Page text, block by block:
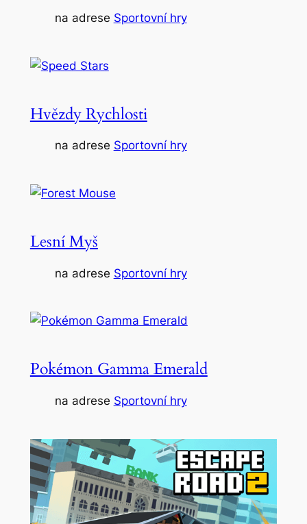
na adrese Sportovní hry
Hvězdy Rychlosti
na adrese Sportovní hry
Lesní Myš
na adrese Sportovní hry
Pokémon Gamma Emerald
na adrese Sportovní hry